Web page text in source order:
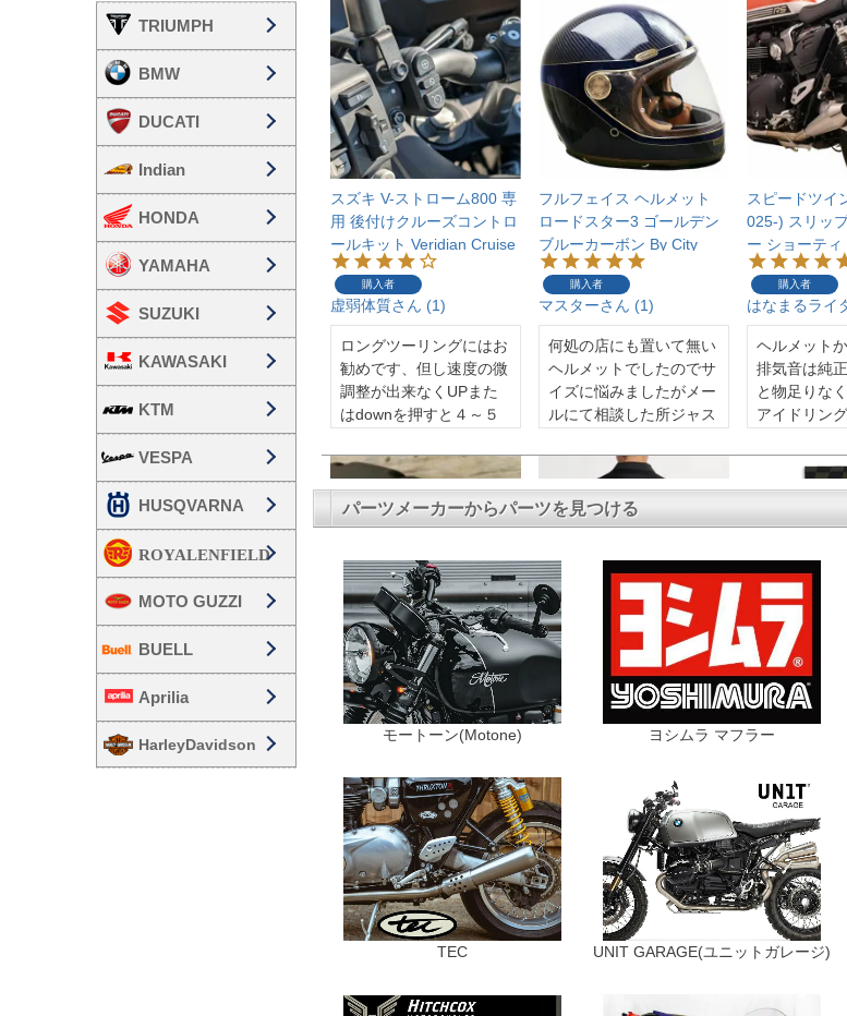
TRIUMPH
BMW
DUCATI
Indian
HONDA
YAMAHA
SUZUKI
KAWASAKI
KTM
VESPA
HUSQVARNA
MOTO GUZZI
BUELL
Aprilia
HarleyDavidson
パーツメーカーからパーツを見つける